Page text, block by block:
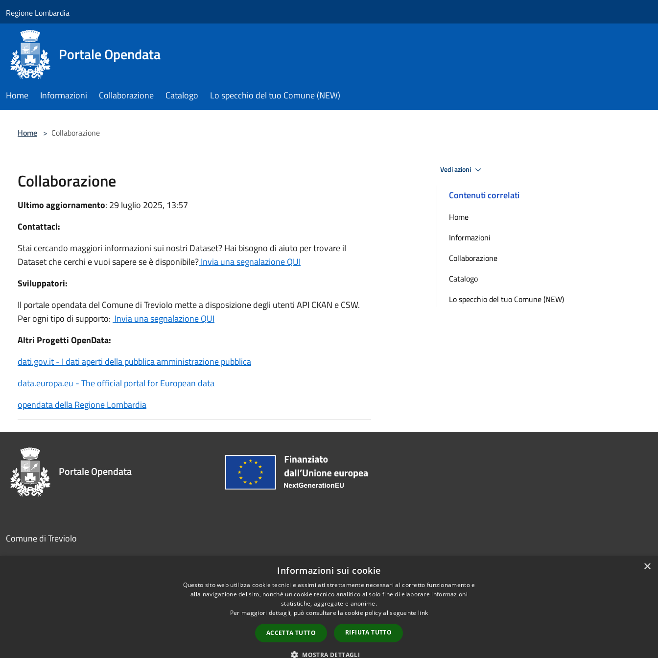
Regione Lombardia
Portale Opendata
Home Informazioni Collaborazione Catalogo Lo specchio del tuo Comune (NEW)
Home > Collaborazione
Collaborazione
Ultimo aggiornamento: 29 luglio 2025, 13:57
Contattaci:
Stai cercando maggiori informazioni sui nostri Dataset? Hai bisogno di aiuto per trovare il
Dataset che cerchi e vuoi sapere se è disponibile?Invia una segnalazione QUI
Sviluppatori:
Il portale opendata del Comune di Treviolo mette a disposizione degli utenti API CKAN e CSW.
Per ogni tipo di supporto: Invia una segnalazione QUI
Altri Progetti OpenData:
dati.gov.it - I dati aperti della pubblica amministrazione pubblica
data.europa.eu - The official portal for European data
opendata della Regione Lombardia
Vedi azioni
Contenuti correlati
Home
Informazioni
Collaborazione
Catalogo
Lo specchio del tuo Comune (NEW)
Portale Opendata
Comune di Treviolo
×
Informazioni sui cookie
Questo sito web utilizza cookie tecnici e assimilati strettamente necessari al corretto funzionamento e
alla navigazione del sito, nonché un cookie tecnico analitico al solo fine di elaborare informazioni
statistiche, aggregate e anonime.
Per maggiori dettagli, può consultare la cookie policy al seguente link
ACCETTA TUTTO RIFIUTA TUTTO
MOSTRA DETTAGLI